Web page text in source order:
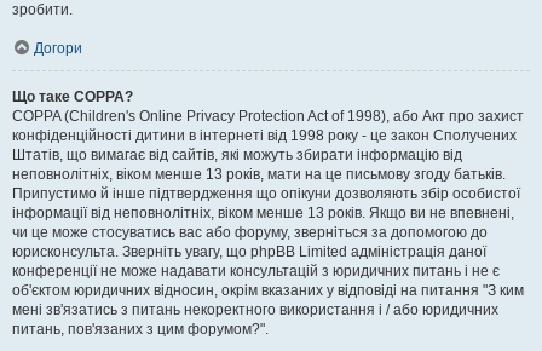
зробити.
Догори
Що таке COPPA?
COPPA (Children's Online Privacy Protection Act of 1998), або Акт про захист
конфіденційності дитини в інтернеті від 1998 року - це закон Сполучених
Штатів, що вимагає від сайтів, які можуть збирати інформацію від
неповнолітніх, віком менше 13 років, мати на це письмову згоду батьків.
Припустимо й інше підтвердження що опікуни дозволяють збір особистої
інформації від неповнолітніх, віком менше 13 років. Якщо ви не впевнені,
чи це може стосуватись вас або форуму, зверніться за допомогою до
юрисконсульта. Зверніть увагу, що phpBB Limited адміністрація даної
конференції не може надавати консультацій з юридичних питань і не є
об'єктом юридичних відносин, окрім вказаних у відповіді на питання "З ким
мені зв'язатись з питань некоректного використання і / або юридичних
питань, пов'язаних з цим форумом?".